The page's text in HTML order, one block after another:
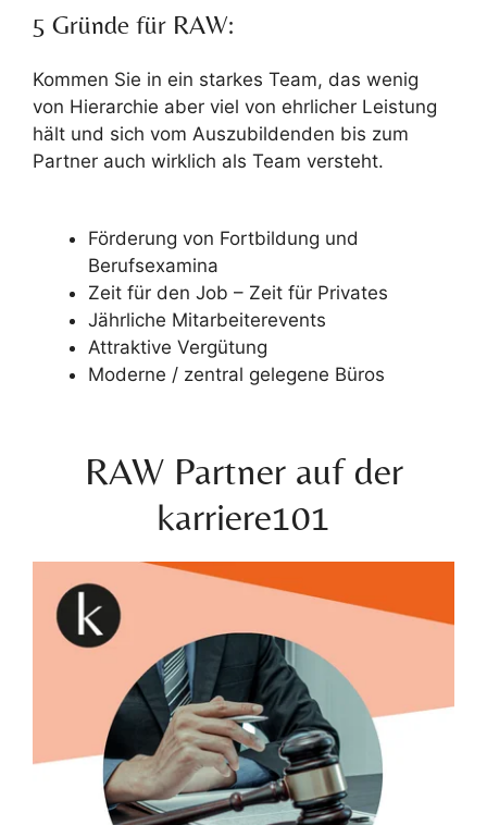
5 Gründe für RAW:
Kommen Sie in ein starkes Team, das wenig
von Hierarchie aber viel von ehrlicher Leistung
hält und sich vom Auszubildenden bis zum
Partner auch wirklich als Team versteht.
Förderung von Fortbildung und
Berufsexamina
Zeit für den Job – Zeit für Privates
Jährliche Mitarbeiterevents
Attraktive Vergütung
Moderne / zentral gelegene Büros
RAW Partner auf der
karriere101